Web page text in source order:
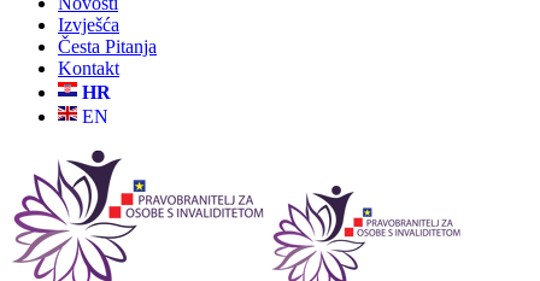
Izvješća
Česta Pitanja
Kontakt
HR
EN